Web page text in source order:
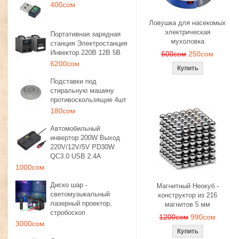
400сом
Портативная зарядная
станция Электростанция
Инвектор 220В 12В 5В
6200сом
Подставки под
стиральную машину
противоскользящие 4шт
180сом
Автомобильный
инвертор 200W Выход
220V/12V/5V PD30W
QC3.0 USB 2.4A
1000сом
Диско шар -
светомузыкальный
лазерный проектор,
стробоскоп
3000сом
Ловушка для насекомых
электрическая
мухоловка
600сом 250сом
Магнитный Неокуб -
конструктор из 216
магнитов 5 мм
1200сом 990сом